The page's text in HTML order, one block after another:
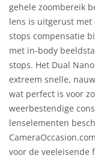
gehele zoombereik
lens is uitgerust met
stops compensatie
met in-body
stops. Het Dual
extreem snelle,
wat perfect is voor
weerbestendige
lenselementen
voor de veeleisende